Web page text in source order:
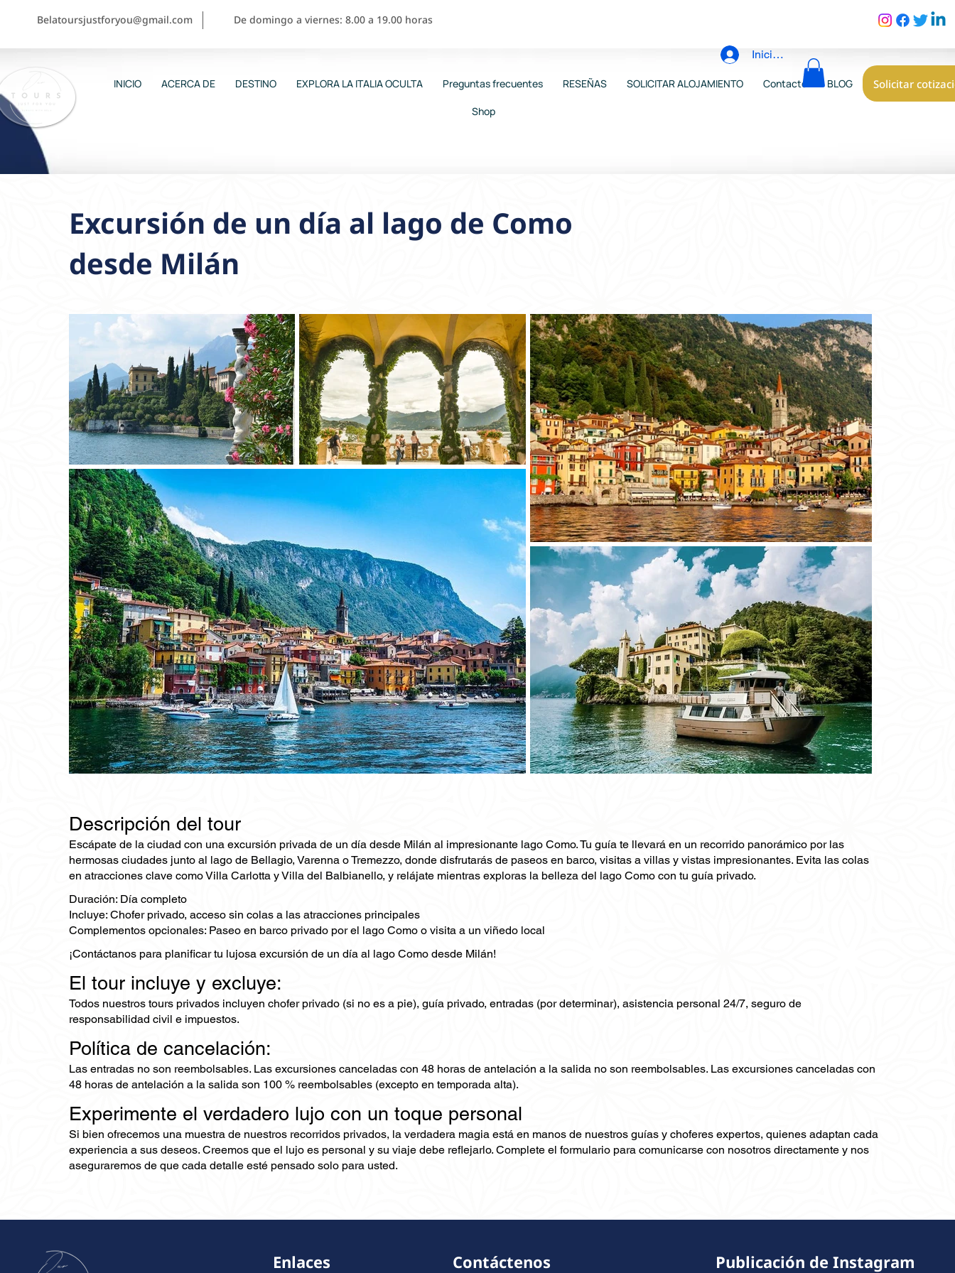
Belatoursjustforyou@gmail.com De domingo a viernes: 8.00 a 19.00 horas
INICIO ACERCA DE DESTINO EXPLORA LA ITALIA OCULTA Preguntas frecuentes RESEÑAS SOLICITAR ALOJAMIENTO Contacto BLOG
Shop
Solicitar
Iniciar sesión
Excursión de un día al lago de Como
desde Milán
Descripción del tour
Escápate de la ciudad con una excursión privada de un día desde Milán al impresionante lago Como. Tu guía te llevará en un recorrido panorámico por las
hermosas ciudades junto al lago de Bellagio, Varenna o Tremezzo, donde disfrutarás de paseos en barco, visitas a villas y vistas impresionantes. Evita las colas
en atracciones clave como Villa Carlotta y Villa del Balbianello, y relájate mientras exploras la belleza del lago Como con tu guía privado.
Duración: Día completo
Incluye: Chofer privado, acceso sin colas a las atracciones principales
Complementos opcionales: Paseo en barco privado por el lago Como o visita a un viñedo local
¡Contáctanos para planificar tu lujosa excursión de un día al lago Como desde Milán!
El tour incluye y excluye:
Todos nuestros tours privados incluyen chofer privado (si no es a pie), guía privado, entradas (por determinar), asistencia personal 24/7, seguro de
responsabilidad civil e impuestos.
Política de cancelación:
Las entradas no son reembolsables. Las excursiones canceladas con 48 horas de antelación a la salida no son reembolsables. Las excursiones canceladas con
48 horas de antelación a la salida son 100 % reembolsables (excepto en temporada alta).
Experimente el verdadero lujo con un toque personal
Si bien ofrecemos una muestra de nuestros recorridos privados, la verdadera magia está en manos de nuestros guías y choferes expertos, quienes adaptan cada
experiencia a sus deseos. Creemos que el lujo es personal y su viaje debe reflejarlo. Complete el formulario para comunicarse con nosotros directamente y nos
aseguraremos de que cada detalle esté pensado solo para usted.
Enlaces Contáctenos Publicación de Instagram